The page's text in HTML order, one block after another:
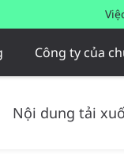
Công ty của
Nội dung tải